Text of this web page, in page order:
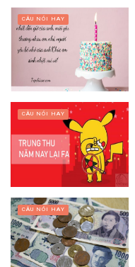
CÂU NÓI HAY
CÂU NÓI HAY
CÂU NÓI HAY